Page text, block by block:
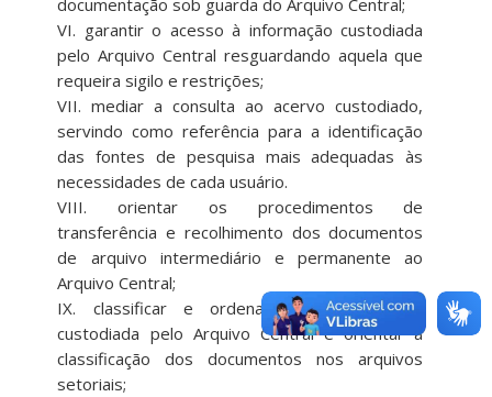
VI. garantir o acesso à informação custodiada
pelo Arquivo Central resguardando aquela que
requeira sigilo e restrições;
VII. mediar a consulta ao acervo custodiado,
servindo como referência para a identificação
das fontes de pesquisa mais adequadas às
necessidades de cada usuário.
VIII. orientar os procedimentos de
transferência e recolhimento dos documentos
de arquivo intermediário e permanente ao
Arquivo Central;
IX. classificar e ordenar a documentação
custodiada pelo Arquivo Central e orientar a
classificação dos documentos nos arquivos
setoriais;